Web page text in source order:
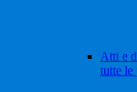
Atti e
tutte le